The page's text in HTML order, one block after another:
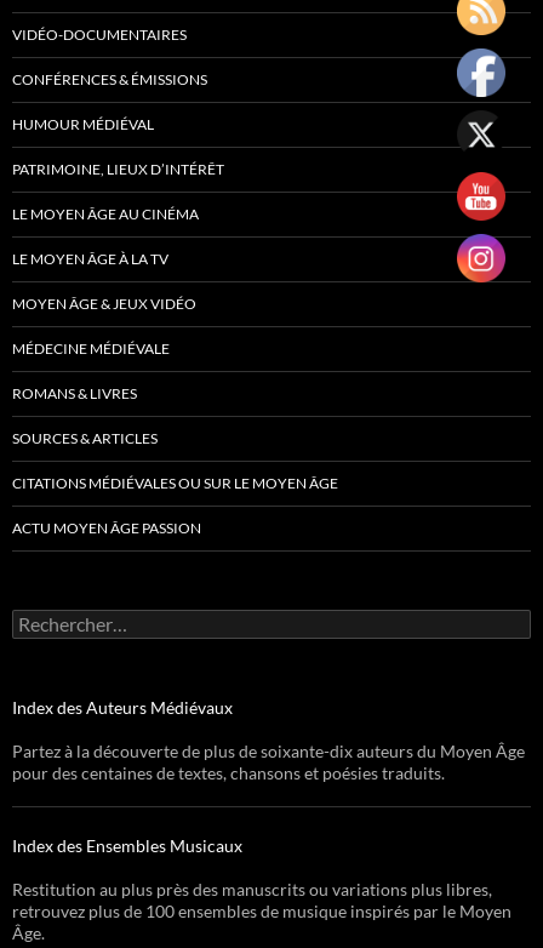
VIDÉO-DOCUMENTAIRES
CONFÉRENCES & ÉMISSIONS
HUMOUR MÉDIÉVAL
PATRIMOINE, LIEUX D’INTÉRÊT
LE MOYEN ÂGE AU CINÉMA
LE MOYEN ÂGE À LA TV
MOYEN ÂGE & JEUX VIDÉO
MÉDECINE MÉDIÉVALE
ROMANS & LIVRES
SOURCES & ARTICLES
CITATIONS MÉDIÉVALES OU SUR LE MOYEN ÂGE
ACTU MOYEN ÂGE PASSION
Rechercher :
Index des Auteurs Médiévaux
Partez à la découverte de plus de soixante-dix auteurs du Moyen Âge
pour des centaines de textes, chansons et poésies traduits.
Index des Ensembles Musicaux
Restitution au plus près des manuscrits ou variations plus libres,
retrouvez plus de 100 ensembles de musique inspirés par le Moyen
Âge.